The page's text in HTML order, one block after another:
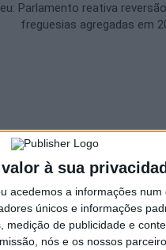
à sua
acedemos a informações
únicos e informações
de publicidade e
nós e os nossos
Parlamento reativa
freguesias agregadas em